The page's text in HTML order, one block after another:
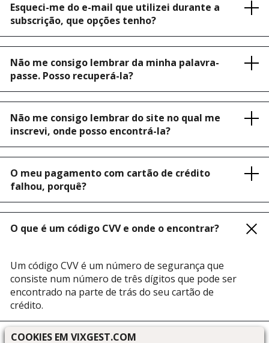
Esqueci-me do e-mail que utilizei durante a
subscrição, que opções tenho?
Não me consigo lembrar da minha palavra-
passe. Posso recuperá-la?
Não me consigo lembrar do site no qual me
inscrevi, onde posso encontrá-la?
O meu pagamento com cartão de crédito
falhou, porquê?
O que é um código CVV e onde o encontrar?
Um código CVV é um número de segurança que
consiste num número de três dígitos que pode ser
encontrado na parte de trás do seu cartão de
crédito.
COOKIES EM VIXGEST.COM